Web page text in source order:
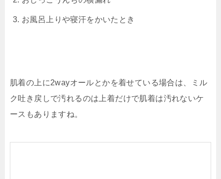
お風呂上りや寝汗をかいたとき
肌着の上に2wayオールとかを着せている場合は、ミル
ク吐き戻しで汚れるのは上着だけで肌着は汚れないケ
ースもありますね。